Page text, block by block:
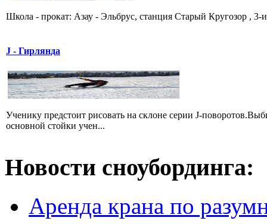
Школа - прокат: Азау - Эльбрус, станция Старый Кругозор , 3-
J - Гирлянда
Ученику предстоит рисовать на склоне серии J-
основной стойки учен...
Новости сноубординга:
Аренда крана по